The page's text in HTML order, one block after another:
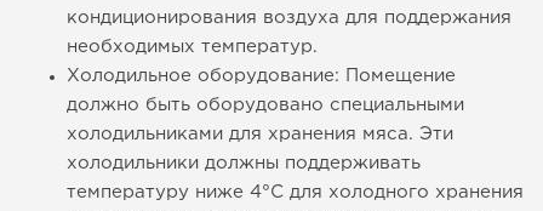
кондиционирования воздуха для поддержания
необходимых температур.
Холодильное оборудование: Помещение
должно быть оборудовано специальными
холодильниками для хранения мяса. Эти
холодильники должны поддерживать
температуру ниже 4°C для холодного хранения